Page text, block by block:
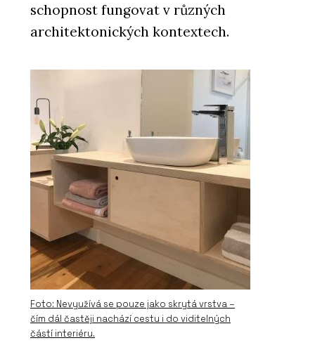
Překližka okoume - Plygroup
PRODUKTY
Překližka akát/eukalyptus -
Plygroup
schopnost fungovat v různých
architektonických kontextech.
Foto: Nevyužívá se pouze jako skrytá vrstva –
čím dál častěji nachází cestu i do viditelných
částí interiéru.